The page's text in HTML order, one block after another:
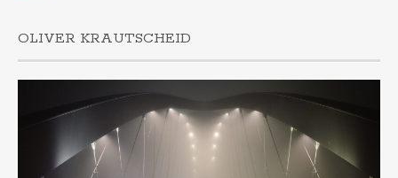
OLIVER KRAUTSCHEID